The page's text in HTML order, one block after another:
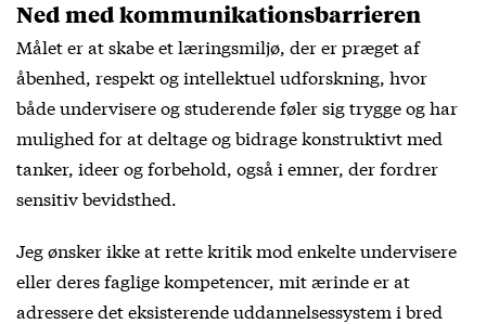
Ned med kommunikationsbarrieren
Målet er at skabe et læringsmiljø, der er præget af
åbenhed, respekt og intellektuel udforskning, hvor
både undervisere og studerende føler sig trygge og har
mulighed for at deltage og bidrage konstruktivt med
tanker, ideer og forbehold, også i emner, der fordrer
sensitiv bevidsthed.
Jeg ønsker ikke at rette kritik mod enkelte undervisere
eller deres faglige kompetencer, mit ærinde er at
adressere det eksisterende uddannelsessystem i bred